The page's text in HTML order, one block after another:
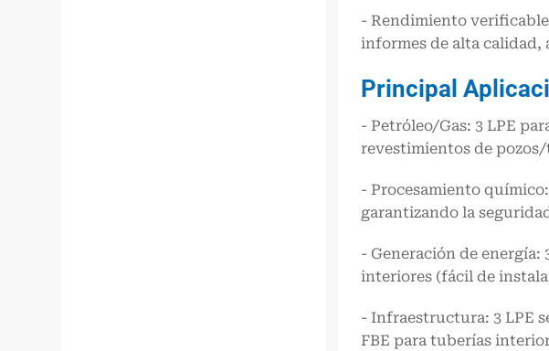
- Rendimiento
informes de alta calidad,
Principal
- Petróleo/Gas: 3 LPE
revestimientos de
- Procesamiento
garantizando la
- Generación de energía:
interiores (fácil de
- Infraestructura: 3 LPE
FBE para tuberías